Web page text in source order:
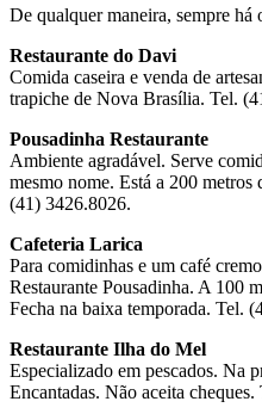
De qualquer maneira, sempre há
Restaurante do Davi
Comida caseira e venda de
trapiche de Nova Brasília. Tel.
Pousadinha Restaurante
Ambiente agradável. Serve
mesmo nome. Está a 200
(41) 3426.8026.
Cafeteria Larica
Para comidinhas e um café
Restaurante Pousadinha. A 100
Fecha na baixa temporada. Tel.
Restaurante Ilha do Mel
Especializado em pescados. Na
Encantadas. Não aceita